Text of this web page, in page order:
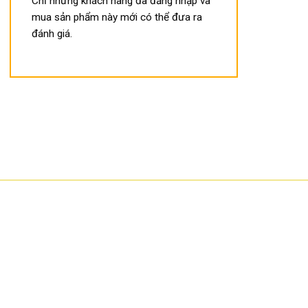
mua sản phẩm này mới có thể đưa ra
đánh giá.